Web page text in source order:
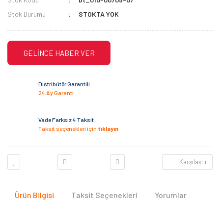
Stok Durumu
STOKTA YOK
GELİNCE HABER VER
Distribütör Garantili
24 Ay Garanti
Vade Farksız 4 Taksit
Taksit seçenekleri için tıklayın
Karşılaştır
Ürün Bilgisi Taksit Seçenekleri Yorumlar